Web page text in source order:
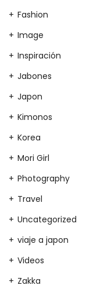
Fashion
Image
Inspiración
Jabones
Japon
Kimonos
Korea
Mori Girl
Photography
Travel
Uncategorized
viaje a japon
Videos
Zakka